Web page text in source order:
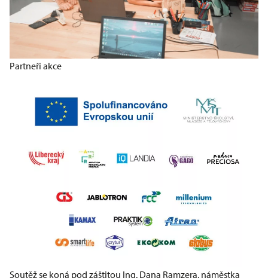
Partneři akce
Soutěž se koná pod záštitou Ing. Dana Ramzera, náměstka